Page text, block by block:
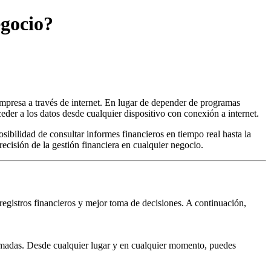
a través de internet. En lugar de depender de programas
a los datos desde cualquier dispositivo con conexión a internet.
de consultar informes financieros en tiempo real hasta la
de la gestión financiera en cualquier negocio.
financieros y mejor toma de decisiones. A continuación,
Desde cualquier lugar y en cualquier momento, puedes